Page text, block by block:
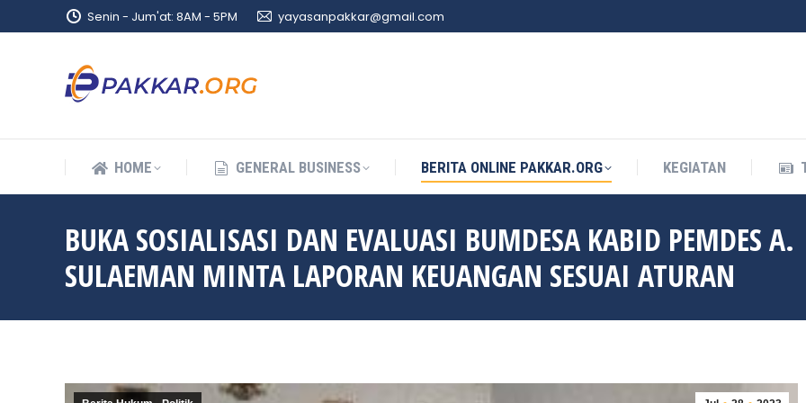
Senin - Jum'at: 8AM - 5PM yayasanpakkar@gmail.com
HOME GENERAL BUSINESS BERITA ONLINE PAKKAR.ORG KEGIATAN
BUKA SOSIALISASI DAN EVALUASI BUMDESA KABID PEMDES A.
SULAEMAN MINTA LAPORAN KEUANGAN SESUAI ATURAN
HOME GENERAL BUSINESS BERITA ONLINE PAKKAR.ORG KEGIATAN